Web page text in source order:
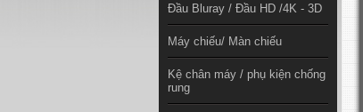
Đầu Bluray / Đầu HD /4K - 3D
Máy chiếu/ Màn chiếu
Kệ chân máy / phụ kiện chống
rung